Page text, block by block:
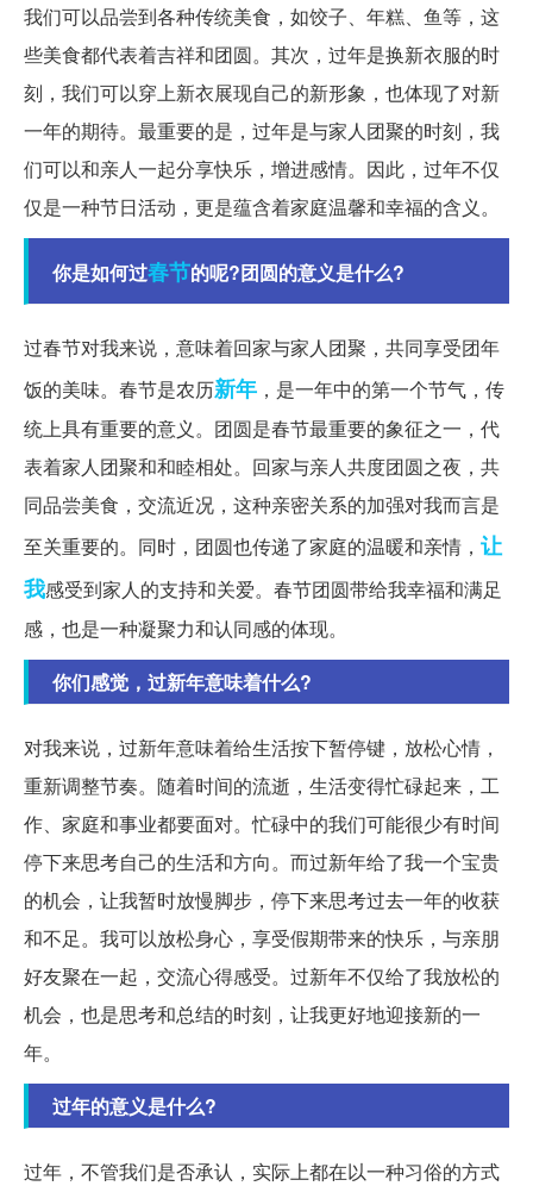
我们可以品尝到各种传统美食，如饺子、年糕、鱼等，这
些美食都代表着吉祥和团圆。其次，过年是换新衣服的时
刻，我们可以穿上新衣展现自己的新形象，也体现了对新
一年的期待。最重要的是，过年是与家人团聚的时刻，我
们可以和亲人一起分享快乐，增进感情。因此，过年不仅
仅是一种节日活动，更是蕴含着家庭温馨和幸福的含义。
你是如何过春节的呢?团圆的意义是什么?
过春节对我来说，意味着回家与家人团聚，共同享受团年
饭的美味。春节是农历新年 ，是一年中的第一个节气，传
统上具有重要的意义。团圆是春节最重要的象征之一，代
表着家人团聚和和睦相处。回家与亲人共度团圆之夜，共
同品尝美食，交流近况，这种亲密关系的加强对我而言是
至关重要的。同时，团圆也传递了家庭的温暖和亲情， 让
我感受到家人的支持和关爱。春节团圆带给我幸福和满足
感，也是一种凝聚力和认同感的体现。
你们感觉，过新年意味着什么?
对我来说，过新年意味着给生活按下暂停键，放松心情，
重新调整节奏。随着时间的流逝，生活变得忙碌起来，工
作、家庭和事业都要面对。忙碌中的我们可能很少有时间
停下来思考自己的生活和方向。而过新年给了我一个宝贵
的机会，让我暂时放慢脚步，停下来思考过去一年的收获
和不足。我可以放松身心，享受假期带来的快乐，与亲朋
好友聚在一起，交流心得感受。过新年不仅给了我放松的
机会，也是思考和总结的时刻，让我更好地迎接新的一
年。
过年的意义是什么?
过年，不管我们是否承认，实际上都在以一种习俗的方式